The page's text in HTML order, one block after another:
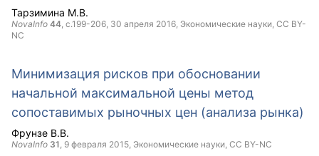
Тарзимина М.В.
NovaInfo 44, с.199-206, 30 апреля 2016, Экономические науки, CC BY-
NC
Минимизация рисков при обосновании
начальной максимальной цены метод
сопоставимых рыночных цен (анализа рынка)
Фрунзе В.В.
NovaInfo 31, 9 февраля 2015, Экономические науки, CC BY-NC